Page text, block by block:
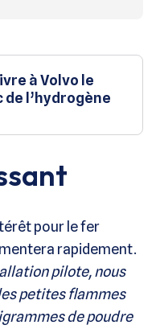
à Volvo le
l’hydrogène
pour le fer
rapidement.
pilote, nous
petites flammes
de poudre